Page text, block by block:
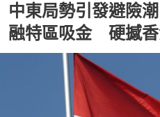
中東局勢引發避險
融特區吸金 硬撼